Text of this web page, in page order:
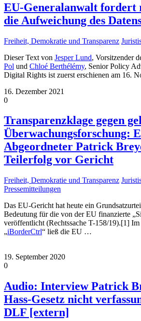
EU-Generalanwalt fordert
die Aufweichung des
Freiheit, Demokratie und Transparenz
Dieser Text von Jesper Lund, Vorsitzender
Pol und Chloé Berthélémy, Senior Policy
Digital Rights ist zuerst erschienen am 16.
16. Dezember 2021
0
Transparenzklage gegen
Überwachungsforschung:
Abgeordneter Patrick
Teilerfolg vor Gericht
Freiheit, Demokratie und Transparenz
Pressemitteilungen
Das EU-Gericht hat heute ein
Bedeutung für die von der EU finanzierte
veröffentlicht (Rechtssache T-158/19).[1] Im
„iBorderCtrl“ ließ die EU …
19. September 2020
0
Audio: Interview Patrick
Hass-Gesetz nicht
DLF [extern]